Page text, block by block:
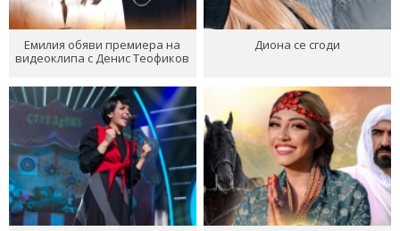
Емилия обяви премиера на
видеоклипа с Денис Теофиков
Диона се сгоди